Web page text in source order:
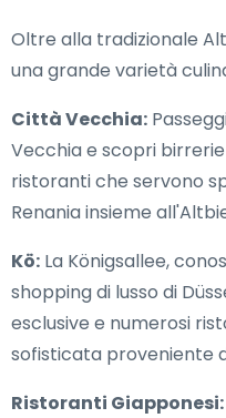
Oltre alla tradizionale
una grande varietà
Città Vecchia:
Vecchia e scopri
ristoranti che servono
Renania insieme
Kö: La Königsallee,
shopping di lusso di
esclusive e numerosi
sofisticata proveniente
Ristoranti Giapponesi: